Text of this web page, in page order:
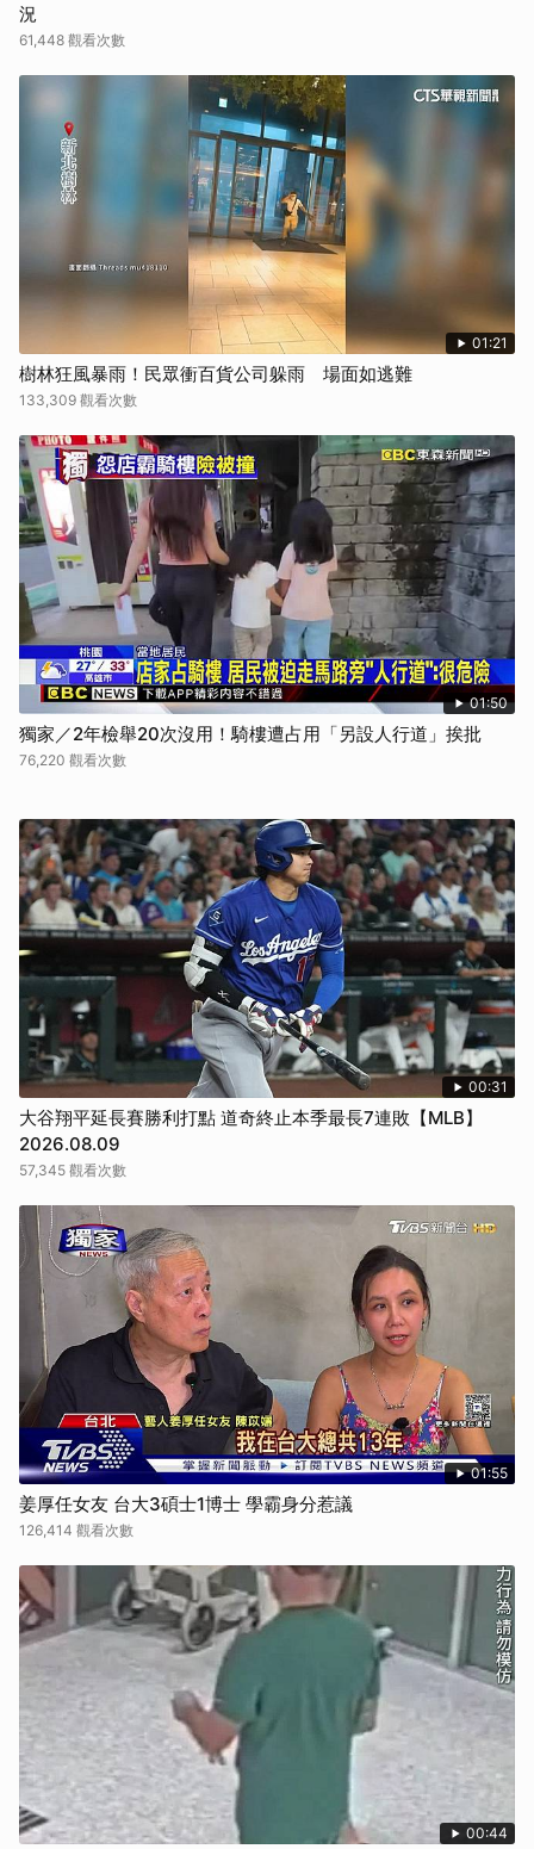
況
61,448 觀看次數
01:21
樹林狂風暴雨！民眾衝百貨公司躲雨 場面如逃難
133,309 觀看次數
01:50
獨家／2年檢舉20次沒用！騎樓遭占用「另設人行道」挨批
76,220 觀看次數
00:31
大谷翔平延長賽勝利打點 道奇終止本季最長7連敗【MLB】
2026.08.09
57,345 觀看次數
01:55
姜厚任女友 台大3碩士1博士 學霸身分惹議
126,414 觀看次數
00:44